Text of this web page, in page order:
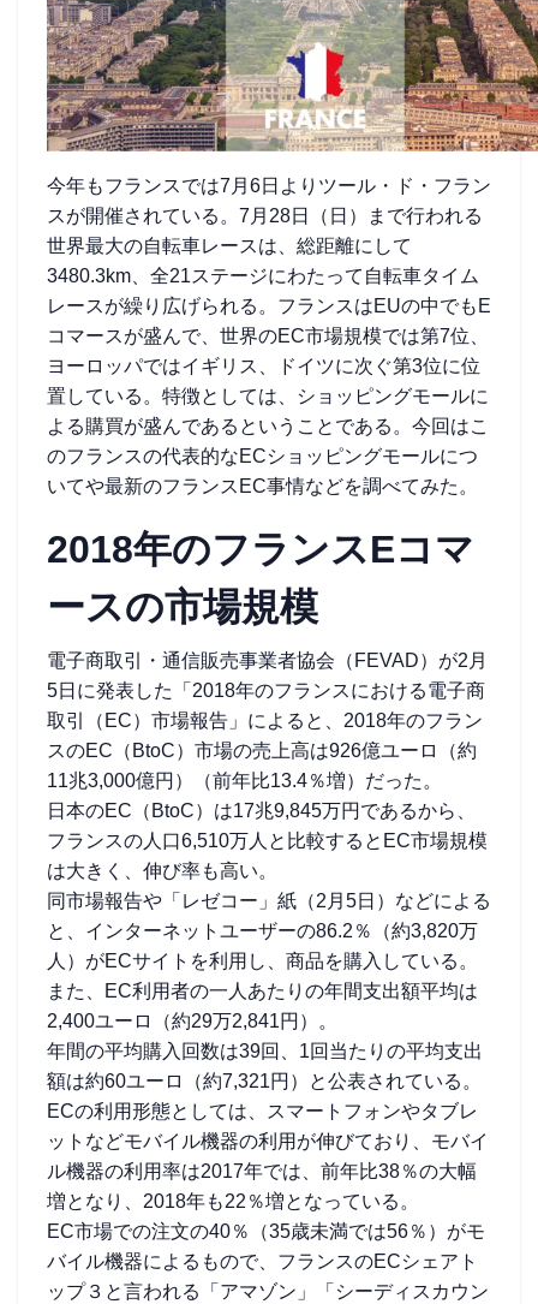
今年もフランスでは7月6日よりツール・ド・フラン
スが開催されている。7月28日（日）まで行われる
世界最大の自転車レースは、総距離にして
3480.3km、全21ステージにわたって自転車タイム
レースが繰り広げられる。フランスはEUの中でもE
コマースが盛んで、世界のEC市場規模では第7位、
ヨーロッパではイギリス、ドイツに次ぐ第3位に位
置している。特徴としては、ショッピングモールに
よる購買が盛んであるということである。今回はこ
のフランスの代表的なECショッピングモールにつ
いてや最新のフランスEC事情などを調べてみた。
2018年のフランスEコマ
ースの市場規模
電子商取引・通信販売事業者協会（FEVAD）が2月
5日に発表した「2018年のフランスにおける電子商
取引（EC）市場報告」によると、2018年のフラン
スのEC（BtoC）市場の売上高は926億ユーロ（約
11兆3,000億円）（前年比13.4％増）だった。
日本のEC（BtoC）は17兆9,845万円であるから、
フランスの人口6,510万人と比較するとEC市場規模
は大きく、伸び率も高い。
同市場報告や「レゼコー」紙（2月5日）などによる
と、インターネットユーザーの86.2％（約3,820万
人）がECサイトを利用し、商品を購入している。
また、EC利用者の一人あたりの年間支出額平均は
2,400ユーロ（約29万2,841円）。
年間の平均購入回数は39回、1回当たりの平均支出
額は約60ユーロ（約7,321円）と公表されている。
ECの利用形態としては、スマートフォンやタブレ
ットなどモバイル機器の利用が伸びており、モバイ
ル機器の利用率は2017年では、前年比38％の大幅
増となり、2018年も22％増となっている。
EC市場での注文の40％（35歳未満では56％）がモ
バイル機器によるもので、フランスのECシェアト
ップ３と言われる「アマゾン」「シーディスカウン